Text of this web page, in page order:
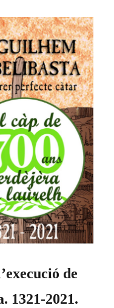
de
1321-2021.